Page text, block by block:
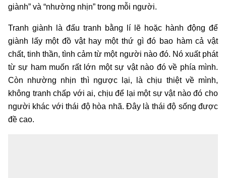
giành” và “nhường nhịn” trong mỗi người.
Tranh giành là đấu tranh bằng lí lẽ hoặc hành động để
giành lấy một đồ vật hay một thứ gì đó bao hàm cả vật
chất, tinh thần, tình cảm từ một người nào đó. Nó xuất phát
từ sự ham muốn rất lớn một sự vật nào đó về phía mình.
Còn nhường nhịn thì ngược lại, là chịu thiệt về mình,
không tranh chấp với ai, chịu để lại một sự vật nào đó cho
người khác với thái độ hòa nhã. Đây là thái độ sống được
đề cao.